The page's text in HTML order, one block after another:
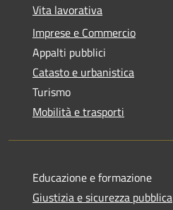
Vita lavorativa
Imprese e Commercio
Appalti pubblici
Catasto e urbanistica
Turismo
Mobilità e trasporti
Educazione e formazione
Giustizia e sicurezza pubblica